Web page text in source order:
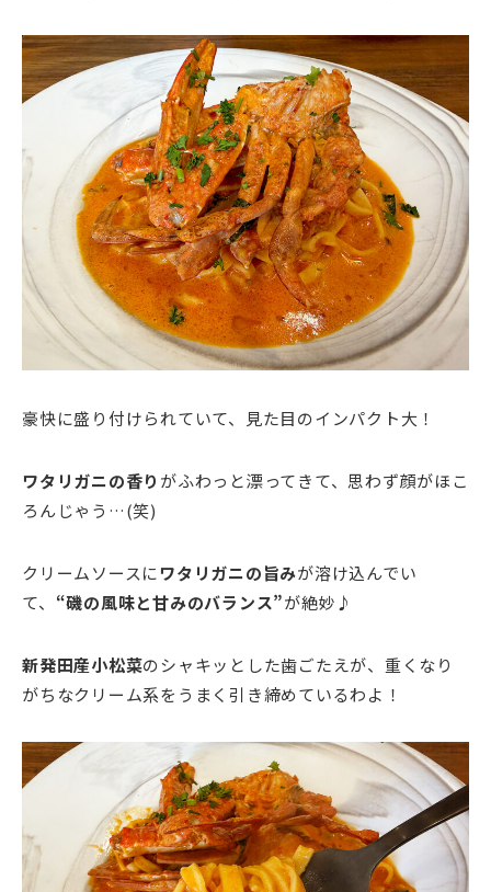
豪快に盛り付けられていて、見た目のインパクト大！
ワタリガニの香り がふわっと漂ってきて、思わず顔がほこ
ろんじゃう…(笑)
クリームソースにワタリガニの旨みが溶け込んでい
て、 “磯の風味と甘みのバランス”が絶妙♪
新発田産小松菜のシャキッとした歯ごたえが、重くなり
がちなクリーム系をうまく引き締めているわよ！